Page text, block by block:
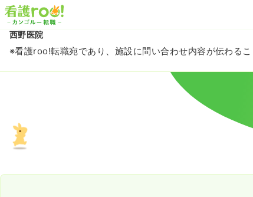
西野医院
※看護roo!転職宛であり、施設に問い合わせ内容が伝わる